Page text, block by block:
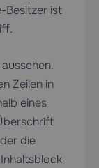
Besitzer ist
Zeilen in
eines
die